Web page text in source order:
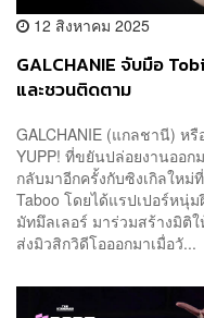
12 สิงหาคม 2025
GALCHANIE จับมือ
และชวนติดตาม
GALCHANIE (แกลชานี) ห
YUPP! ที่ขยันปล่อยงานออ
กลับมาอีกครั้งกับซิงเกิลให
Taboo โดยได้แรปเปอร์หนุ่
มัทมึลเลอร์ มาร่วมสร้างมิติ
ส่งมิวสิกวิดีโอออกมาเมื่อวั...